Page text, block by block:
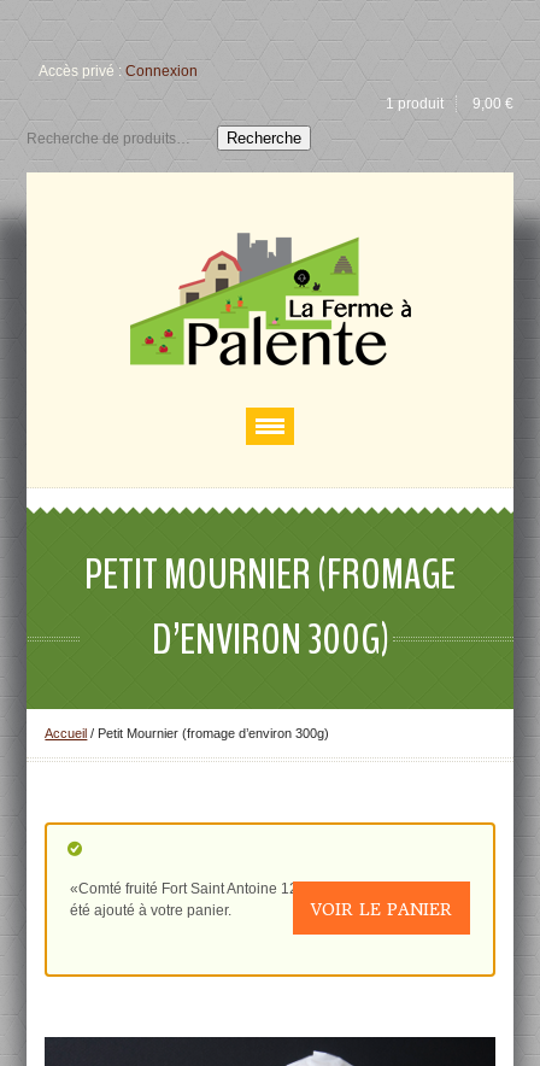
Accès privé :Connexion
1 produit
9,00 €
Recherche
PETIT MOURNIER (FROMAGE
D’ENVIRON 300G)
Accueil / Petit Mournier (fromage d’environ 300g)
«Comté fruité Fort Saint Antoine 12 mois d’affinage 500g» a
été ajouté à votre panier.
VOIR LE PANIER